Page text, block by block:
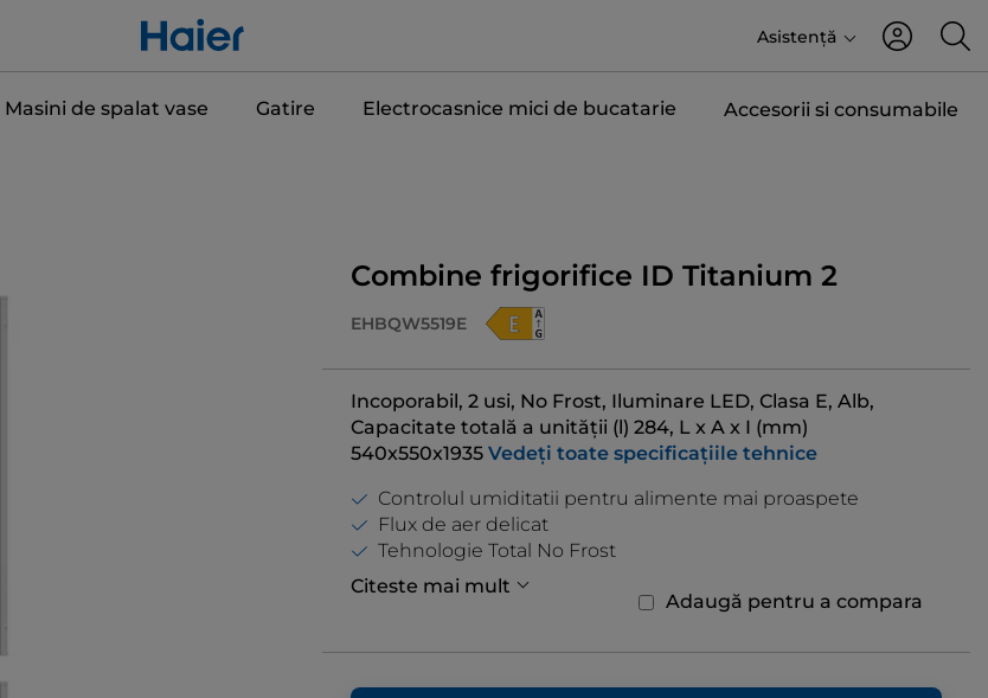
Asistență
Masini de spalat vase Gatire Electrocasnice mici de bucatarie Accesorii si consumabile
Combine frigorifice ID Titanium 2
EHBQW5519E
Incoporabil, 2 usi, No Frost, Iluminare LED, Clasa E, Alb,
Capacitate totală a unității (l) 284, L x A x I (mm)
540x550x1935 Vedeți toate specificațiile tehnice
Adaugă pentru a compara
Controlul umiditatii pentru alimente mai proaspete
Flux de aer delicat
Tehnologie Total No Frost
Citeste mai mult